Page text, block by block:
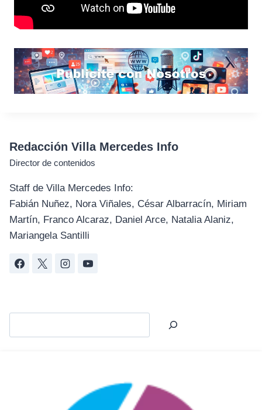
Redacción Villa Mercedes Info
Director de contenidos
Staff de Villa Mercedes Info:
Fabián Nuñez, Nora Viñales, César Albarracín, Miriam
Martín, Franco Alcaraz, Daniel Arce, Natalia Alaniz,
Mariangela Santilli